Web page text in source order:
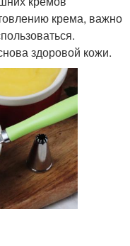
крема, важно
здоровой кожи.